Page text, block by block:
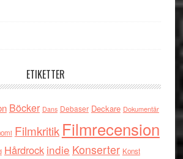
ETIKETTER
Böcker Dans Debaser Deckare Dokumentär
Filmkritik Filmrecension
Hårdrock indie Konserter Konst